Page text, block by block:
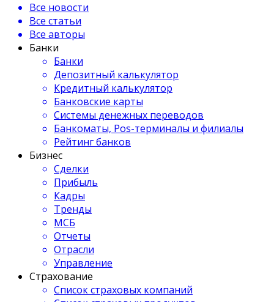
Все новости
Все статьи
Все авторы
Банки
Банки
Депозитный калькулятор
Кредитный калькулятор
Банковские карты
Системы денежных переводов
Банкоматы, Pos-терминалы и филиалы
Рейтинг банков
Бизнес
Сделки
Прибыль
Кадры
Тренды
МСБ
Отчеты
Отрасли
Управление
Страхование
Список страховых компаний